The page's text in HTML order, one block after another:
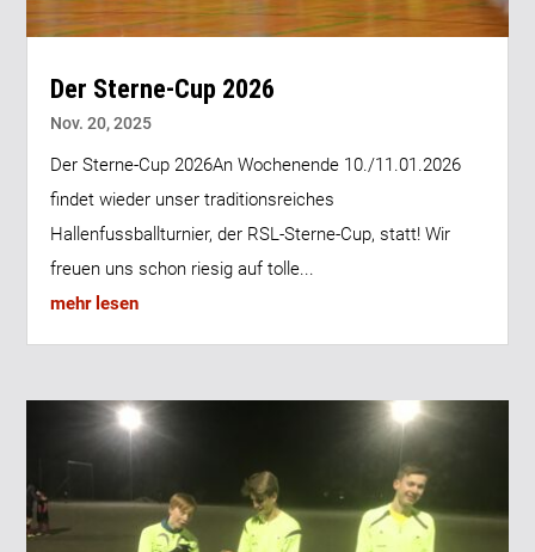
Der Sterne-Cup 2026
Nov. 20, 2025
Der Sterne-Cup 2026An Wochenende 10./11.01.2026
findet wieder unser traditionsreiches
Hallenfussballturnier, der RSL-Sterne-Cup, statt! Wir
freuen uns schon riesig auf tolle...
mehr lesen